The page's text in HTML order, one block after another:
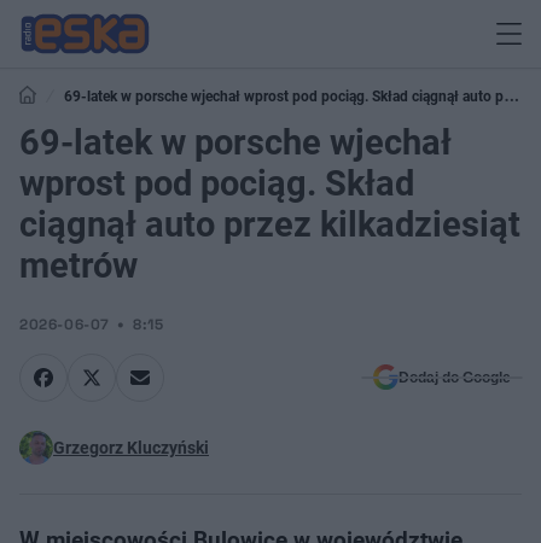
69-latek w porsche wjechał wprost pod pociąg. Skład ciągnął auto przez
kilkadziesiąt metrów
69-latek w porsche wjechał
wprost pod pociąg. Skład
ciągnął auto przez kilkadziesiąt
metrów
2026-06-07 8:15
Dodaj do Google
Grzegorz Kluczyński